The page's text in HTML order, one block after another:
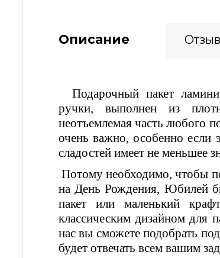
Описание
Подарочный пакет
ручки, выполнен из
неотъемлемая часть любого
очень важно, особенно если
сладостей имеет не меньшее
Потому необходимо, чтобы
на День Рождения, Юбилей
пакет или маленький
классическим дизайном
нас вы сможете подобрать
будет отвечать всем вашим